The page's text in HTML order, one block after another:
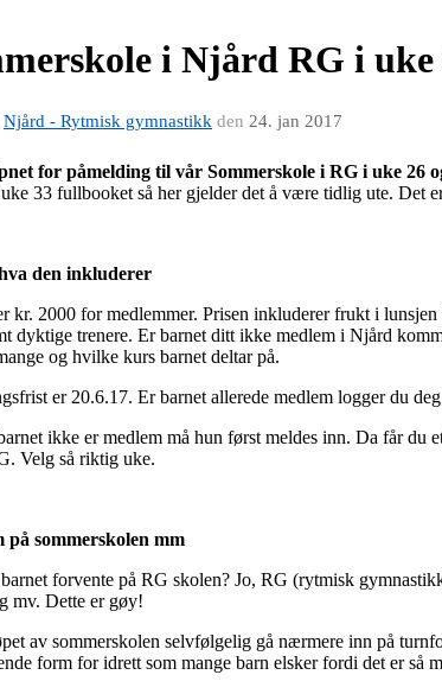
i Njård RG i uke
Njård - Rytmisk gymnastikk den 24. jan 2017
for påmelding til vår Sommerskole i RG i uke 26
33 fullbooket så her gjelder det å være tidlig ute. Det
den inkluderer
kr. 2000 for medlemmer. Prisen inkluderer frukt i
dyktige trenere. Er barnet ditt ikke medlem i Njård
og hvilke kurs barnet deltar på.
er 20.6.17. Er barnet allerede medlem logger du
ikke er medlem må hun først meldes inn. Da får du
Velg så riktig uke.
på sommerskolen mm
forvente på RG skolen? Jo, RG (rytmisk
mv. Dette er gøy!
av sommerskolen selvfølgelig gå nærmere inn på
form for idrett som mange barn elsker fordi det er så